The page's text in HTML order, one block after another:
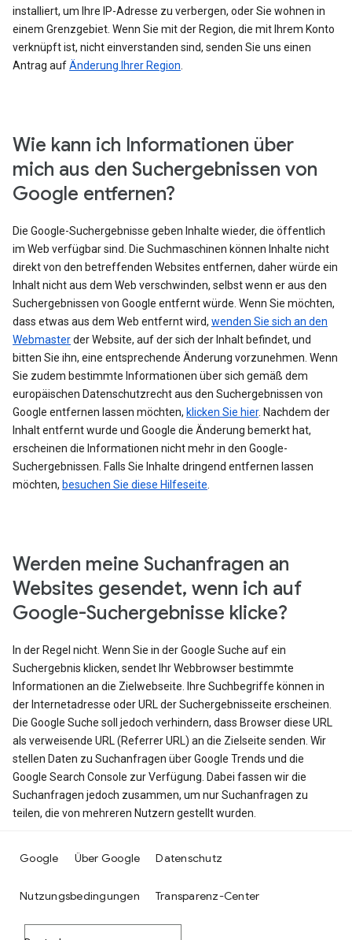
installiert, um Ihre IP-Adresse zu verbergen, oder Sie wohnen in
einem Grenzgebiet. Wenn Sie mit der Region, die mit Ihrem Konto
verknüpft ist, nicht einverstanden sind, senden Sie uns einen
Antrag aufÄnderung Ihrer Region
Wie kann ich Informationen über
mich aus den Suchergebnissen von
Google entfernen?
Die Google-Suchergebnisse geben Inhalte wieder, die öffentlich
im Web verfügbar sind. Die Suchmaschinen können Inhalte nicht
direkt von den betreffenden Websites entfernen, daher würde ein
Inhalt nicht aus dem Web verschwinden, selbst wenn er aus den
Suchergebnissen von Google entfernt würde. Wenn Sie möchten,
dass etwas aus dem Web entfernt wird, wenden Sie sich an den
Webmasterder Website, auf der sich der Inhalt befindet, und
bitten Sie ihn, eine entsprechende Änderung vorzunehmen. Wenn
Sie zudem bestimmte Informationen über sich gemäß dem
europäischen Datenschutzrecht aus den Suchergebnissen von
Google entfernen lassen möchten, klicken Sie hier. Nachdem der
Inhalt entfernt wurde und Google die Änderung bemerkt hat,
erscheinen die Informationen nicht mehr in den Google-
Suchergebnissen. Falls Sie Inhalte dringend entfernen lassen
möchten, besuchen Sie diese Hilfeseite
Werden meine Suchanfragen an
Websites gesendet, wenn ich auf
Google-Suchergebnisse klicke?
In der Regel nicht. Wenn Sie in der Google Suche auf ein
Suchergebnis klicken, sendet Ihr Webbrowser bestimmte
Informationen an die Zielwebseite. Ihre Suchbegriffe können in
der Internetadresse oder URL der Suchergebnisseite erscheinen.
Die Google Suche soll jedoch verhindern, dass Browser diese URL
als verweisende URL (Referrer URL) an die Zielseite senden. Wir
stellen Daten zu Suchanfragen über Google Trends und die
Google Search Console zur Verfügung. Dabei fassen wir die
Suchanfragen jedoch zusammen, um nur Suchanfragen zu
teilen, die von mehreren Nutzern gestellt wurden.
Google Über Google Datenschutz
Nutzungsbedingungen Transparenz-Center